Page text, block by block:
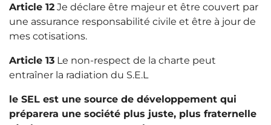
Article 12 Je déclare être majeur et être couvert par
une assurance responsabilité civile et être à jour de
mes cotisations.
Article 13 Le non-respect de la charte peut
entraîner la radiation du S.E.L
le SEL est une source de développement qui
préparera une société plus juste, plus fraternelle